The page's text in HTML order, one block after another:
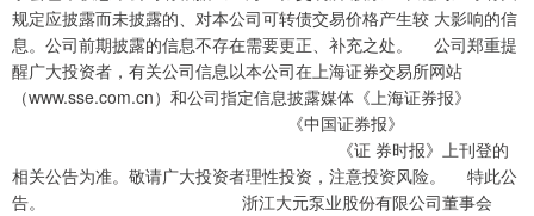
规定应披露而未披露的、对本公司可转债交易价格产生较 大影响的信
息。公司前期披露的信息不存在需要更正、补充之处。 公司郑重提
醒广大投资者，有关公司信息以本公司在上海证券交易所网站
（www.sse.com.cn）和公司指定信息披露媒体《上海证券报》
《中国证券报》
《证 券时报》上刊登的
相关公告为准。敬请广大投资者理性投资，注意投资风险。 特此公
告。 浙江大元泵业股份有限公司董事会